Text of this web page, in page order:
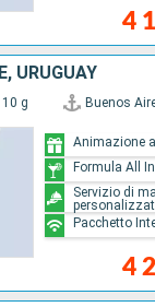
4
URUGUAY
10 g Buenos
4
Animazione
Formula All
Servizio di
Pacchetto